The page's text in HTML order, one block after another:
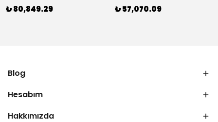
₺ 80,849.29 ₺ 57,070.09
Blog
Hesabım
Hakkımızda